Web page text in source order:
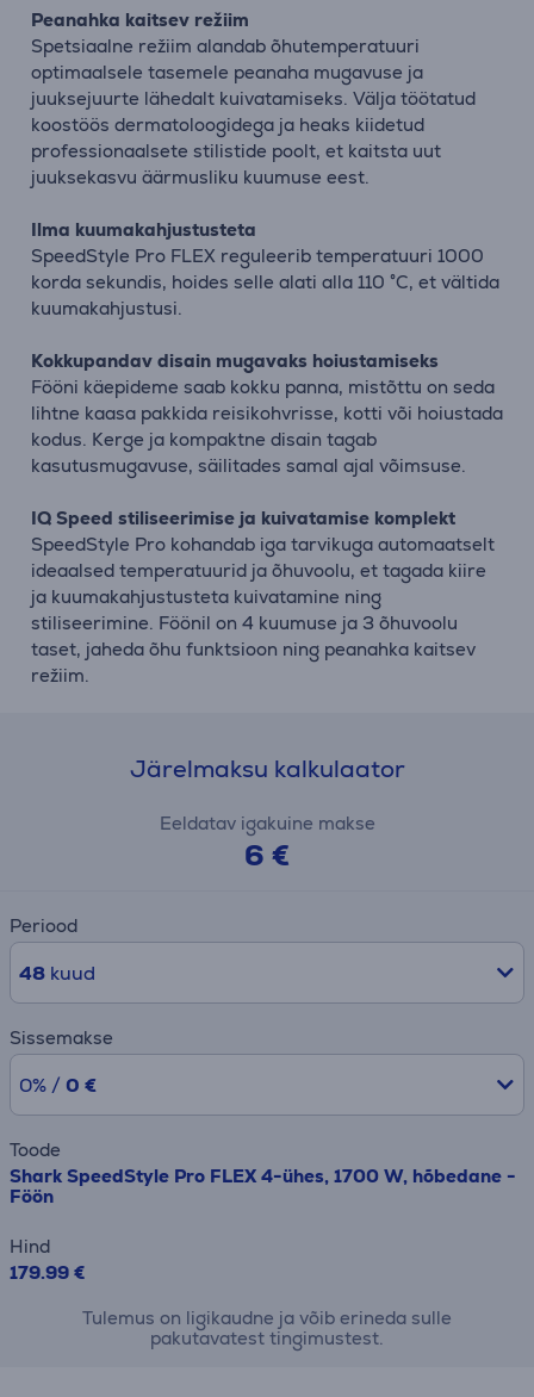
Peanahka kaitsev režiim
Spetsiaalne režiim alandab õhutemperatuuri
optimaalsele tasemele peanaha mugavuse ja
juuksejuurte lähedalt kuivatamiseks. Välja töötatud
koostöös dermatoloogidega ja heaks kiidetud
professionaalsete stilistide poolt, et kaitsta uut
juuksekasvu äärmusliku kuumuse eest.
Ilma kuumakahjustusteta
SpeedStyle Pro FLEX reguleerib temperatuuri 1000
korda sekundis, hoides selle alati alla 110 °C, et vältida
kuumakahjustusi.
Kokkupandav disain mugavaks hoiustamiseks
Fööni käepideme saab kokku panna, mistõttu on seda
lihtne kaasa pakkida reisikohvrisse, kotti või hoiustada
kodus. Kerge ja kompaktne disain tagab
kasutusmugavuse, säilitades samal ajal võimsuse.
IQ Speed stiliseerimise ja kuivatamise komplekt
SpeedStyle Pro kohandab iga tarvikuga automaatselt
ideaalsed temperatuurid ja õhuvoolu, et tagada kiire
ja kuumakahjustusteta kuivatamine ning
stiliseerimine. Föönil on 4 kuumuse ja 3 õhuvoolu
taset, jaheda õhu funktsioon ning peanahka kaitsev
režiim.
Järelmaksu kalkulaator
Eeldatav igakuine makse
6 €
Periood
48kuud
Sissemakse
0% / 0 €
Toode
Shark SpeedStyle Pro FLEX 4-ühes, 1700 W, hõbedane -
Föön
Hind
179.99 €
Tulemus on ligikaudne ja võib erineda sulle
pakutavatest tingimustest.